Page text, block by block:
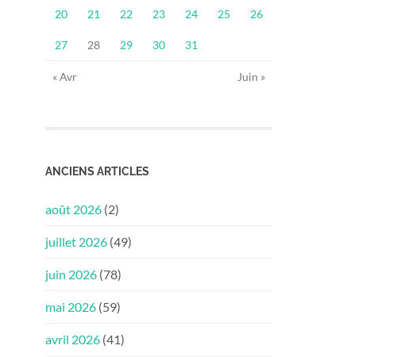
20 21 22 23 24 25 26
27 28 29 30 31
« Avr Juin »
ANCIENS ARTICLES
août 2026 (2)
juillet 2026 (49)
juin 2026 (78)
mai 2026 (59)
avril 2026 (41)